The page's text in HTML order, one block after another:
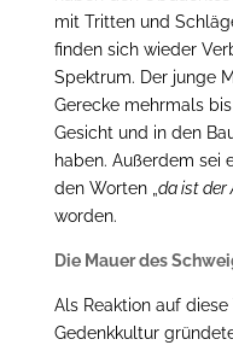
mit Tritten und
finden sich wieder
Spektrum. Der junge
Gerecke mehrmals
Gesicht und in den
haben. Außerdem sei
den Worten „ da ist der
worden.
Die Mauer des
Als Reaktion auf
Gedenkkultur